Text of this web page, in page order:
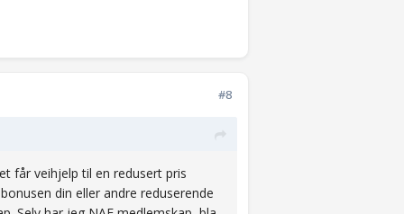
#8
får veihjelp til en redusert pris
din eller andre reduserende